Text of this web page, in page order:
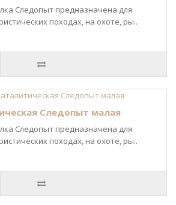
Следопыт предназначена для
походах, на охоте, ры..
Следопыт малая
Следопыт предназначена для
походах, на охоте, ры..